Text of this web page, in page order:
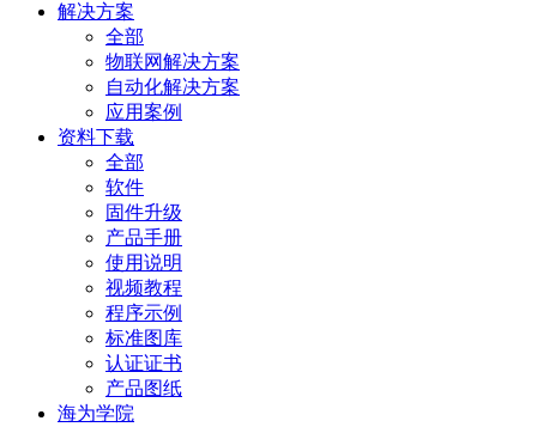
解决方案
全部
物联网解决方案
自动化解决方案
应用案例
资料下载
全部
软件
固件升级
产品手册
使用说明
视频教程
程序示例
标准图库
认证证书
产品图纸
海为学院